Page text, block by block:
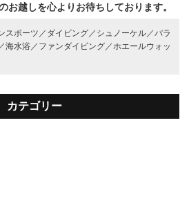
お越しを心よりお待ちしております。
スポーツ／ ダイビング／ シュノーケル／パラ
海水浴／ ファンダイビング／ホエールウォッ
カテゴリー